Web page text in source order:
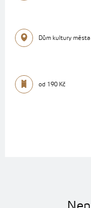
Dům kultury
od 190 Kč